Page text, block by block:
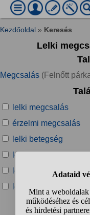
Kezdőoldal » Keresés
Lelki
Megcsalás (Felnőtt
lelki megcsalás
érzelmi megcsalás
lelki betegség
lelki alázás
lelki bántalmazás
lelki beteg